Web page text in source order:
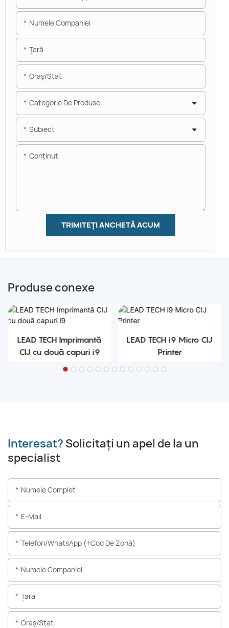
Numele Companiei
Ţară
Oraș/stat
Categorie De Produse
Subiect
Conţinut
TRIMITEȚI ANCHETĂ ACUM
Produse conexe
LEAD TECH Imprimantă
CIJ cu două capuri i9
LEAD TECH i9 Micro CIJ
Printer
Interesat? Solicitați un apel de la un
specialist
Numele Complet
E-Mail
Telefon/WhatsApp (+Cod De Zonă)
Numele Companiei
Ţară
Oraș/stat